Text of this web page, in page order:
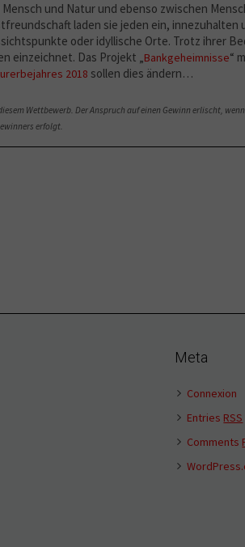
und Natur und ebenso zwischen
laden sie jeden ein, innezuhalten
oder idyllische Orte. Trotz ihrer
einzeichnet. Das Projekt „Bankgeheimnisse“
2018 sollen dies ändern…
Wettbewerb. Der Anspruch auf einen Gewinn erlischt,
erfolgt.
Meta
Connexion
Entries RSS
Comments